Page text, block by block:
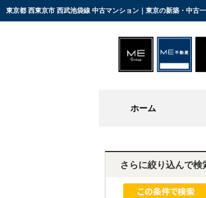
東京都 西東京市 西武池袋線 中古マンション｜東京の新築・中古
ホーム
さらに絞り込んで検